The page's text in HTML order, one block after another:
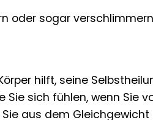
oder sogar
hilft, seine
Sie sich fühlen, wenn Sie
aus dem Gleichgewicht